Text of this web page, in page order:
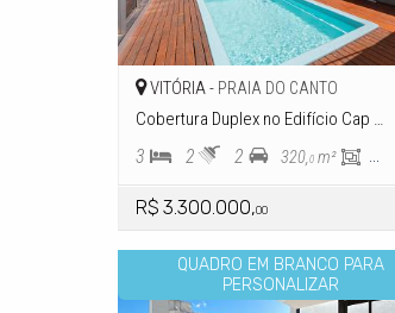
VITÓRIA - PRAIA DO CANTO
Cobertura Duplex no Edifício Cap D`antibes
3 2 2 320,0 m² 300,
R$ 3.300.000,00
QUADRO EM BRANCO PARA
PERSONALIZAR